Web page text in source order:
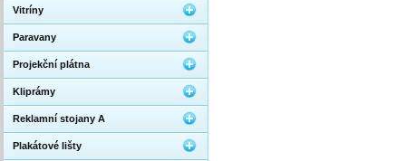
Vitríny
Paravany
Projekční plátna
Kliprámy
Reklamní stojany A
Plakátové lišty